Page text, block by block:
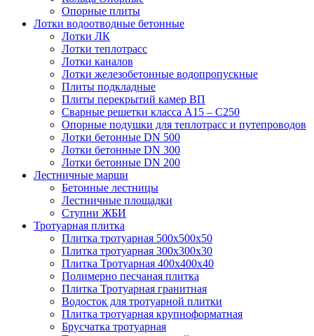
Опорные плиты
Лотки водоотводные бетонные
Лотки ЛК
Лотки теплотрасс
Лотки каналов
Лотки железобетонные водопропускные
Плиты подкладные
Плиты перекрытий камер ВП
Сварные решетки класса А15 – С250
Опорные подушки для теплотрасс и путепроводов
Лотки бетонные DN 500
Лотки бетонные DN 300
Лотки бетонные DN 200
Лестничные марши
Бетонные лестницы
Лестничные площадки
Ступни ЖБИ
Тротуарная плитка
Плитка тротуарная 500х500х50
Плитка тротуарная 300х300х30
Плитка Тротуарная 400x400x40
Полимерно песчаная плитка
Плитка Тротуарная гранитная
Водосток для тротуарной плитки
Плитка тротуарная крупноформатная
Брусчатка тротуарная